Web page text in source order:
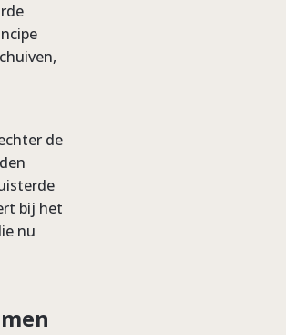
de
bij het
nu